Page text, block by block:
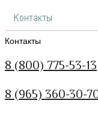
Контакты
Контакты
8 (800) 775-53-13
8 (965) 360-30-